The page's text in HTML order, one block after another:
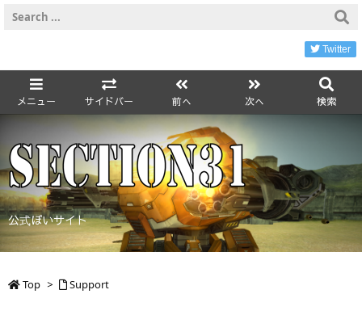
メニュー サイドバー 前へ 次へ 検索
Twitter
公式ぽいサイト
Top > Support